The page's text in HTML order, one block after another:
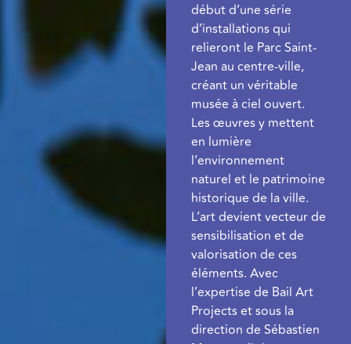
début d’une série
d’installations qui
relieront le Parc Saint-
Jean au centre-ville,
créant un véritable
musée à ciel ouvert.
Les œuvres y mettent
en lumière
l’environnement
naturel et le patrimoine
historique de la ville.
L’art devient vecteur de
sensibilisation et de
valorisation de ces
éléments. Avec
l’expertise de Bail Art
Projects et sous la
direction de Sébastien